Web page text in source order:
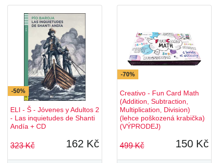
-50%
ELI - Š - Jóvenes y Adultos 2
- Las inquietudes de Shanti
Andía + CD
323 Kč 162 Kč
-70%
Creativo - Fun Card Math
(Addition, Subtraction,
Multiplication, Division)
(lehce poškozená krabička)
(VÝPRODEJ)
499 Kč 150 Kč